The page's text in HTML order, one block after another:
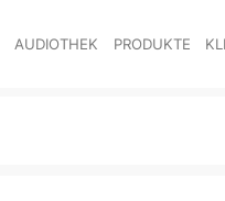
AUDIOTHEK PRODUKTE